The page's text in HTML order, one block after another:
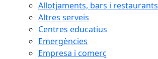
Allotjaments, bars i restaurants
Altres serveis
Centres educatius
Emergències
Empresa i comerç